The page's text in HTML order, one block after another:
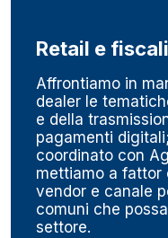
Retail e
Affrontiamo in
dealer le
e della
pagamenti
coordinato con
mettiamo a fattor
vendor e canale
comuni che
settore.